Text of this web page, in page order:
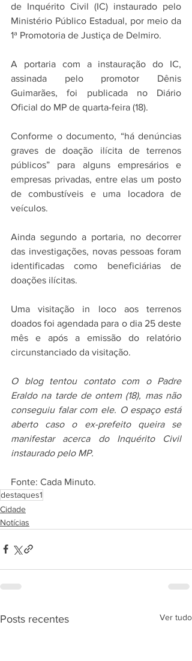
de Inquérito Civil (IC) instaurado pelo
Ministério Público Estadual, por meio da
1ª Promotoria de Justiça de Delmiro.
A portaria com a instauração do IC,
assinada pelo promotor Dênis
Guimarães, foi publicada no Diário
Oficial do MP de quarta-feira (18).
Conforme o documento, “há denúncias
graves de doação ilícita de terrenos
públicos” para alguns empresários e
empresas privadas, entre elas um posto
de combustíveis e uma locadora de
veículos.
Ainda segundo a portaria, no decorrer
das investigações, novas pessoas foram
identificadas como beneficiárias de
doações ilícitas.
Uma visitação in loco aos terrenos
doados foi agendada para o dia 25 deste
mês e após a emissão do relatório
circunstanciado da visitação.
O blog tentou contato com o Padre
Eraldo na tarde de ontem (18), mas não
conseguiu falar com ele. O espaço está
aberto caso o ex-prefeito queira se
manifestar acerca do Inquérito Civil
instaurado pelo MP.
Fonte: Cada Minuto.
destaques1
Cidade
Notícias
Posts recentes Ver tudo